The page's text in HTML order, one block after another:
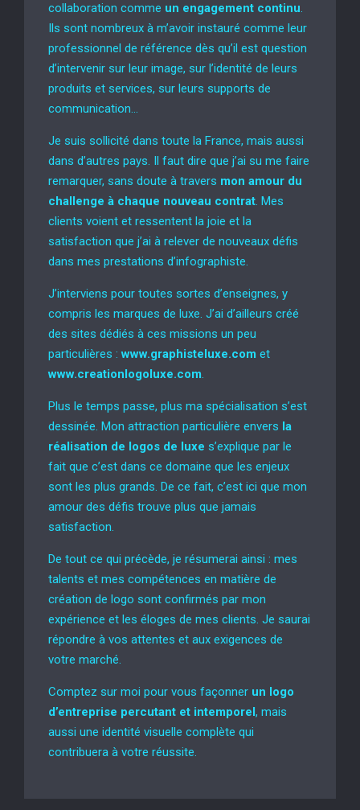
collaboration comme un engagement continu.
Ils sont nombreux à m’avoir instauré comme leur
professionnel de référence dès qu’il est question
d’intervenir sur leur image, sur l’identité de leurs
produits et services, sur leurs supports de
communication…
Je suis sollicité dans toute la France, mais aussi
dans d’autres pays. Il faut dire que j’ai su me faire
remarquer, sans doute à travers mon amour du
challenge à chaque nouveau contrat. Mes
clients voient et ressentent la joie et la
satisfaction que j’ai à relever de nouveaux défis
dans mes prestations d’infographiste.
J’interviens pour toutes sortes d’enseignes, y
compris les marques de luxe. J’ai d’ailleurs créé
des sites dédiés à ces missions un peu
particulières :www.graphisteluxe.com et
www.creationlogoluxe.com.
Plus le temps passe, plus ma spécialisation s’est
dessinée. Mon attraction particulière envers la
réalisation de logos de luxe s’explique par le
fait que c’est dans ce domaine que les enjeux
sont les plus grands. De ce fait, c’est ici que mon
amour des défis trouve plus que jamais
satisfaction.
De tout ce qui précède, je résumerai ainsi : mes
talents et mes compétences en matière de
création de logo sont confirmés par mon
expérience et les éloges de mes clients. Je saurai
répondre à vos attentes et aux exigences de
votre marché.
Comptez sur moi pour vous façonner un logo
d’entreprise percutant et intemporel , mais
aussi une identité visuelle complète qui
contribuera à votre réussite.